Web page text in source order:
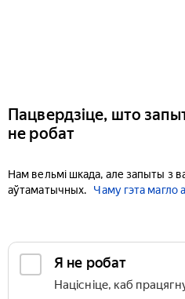
Пацвердзіце, што
не робат
Нам вельмі шкада, але запыты з
аўтаматычных.
Чаму гэта магло
Я не робат
Націсніце, каб